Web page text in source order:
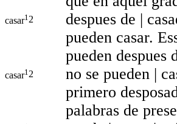
casar1 2
despues de |
pueden casar.
casar1 2
pueden despues
no se pueden |
primero
palabras de